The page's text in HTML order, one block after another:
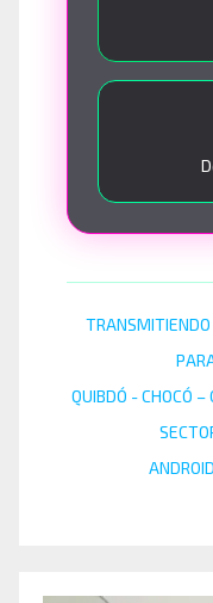
TRANSMITIENDO
QUIBDÓ - CHOCÓ